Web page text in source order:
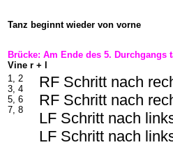
Tanz beginnt wieder von vorne
Brücke: Am Ende des 5. Durchgangs
Vine r + l
1, 2
3, 4
5, 6
7, 8
RF Schritt nach
RF Schritt nach
LF Schritt nach
LF Schritt nach